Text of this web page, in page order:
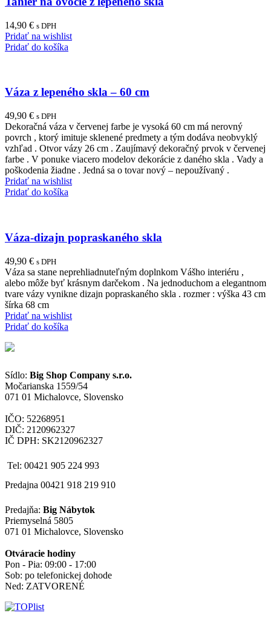
14,90 € s DPH
Pridať na wishlist
Pridať do košíka
Váza z lepeného skla – 60 cm
49,90 € s DPH
Dekoračná váza v červenej farbe je vysoká 60 cm má nerovný
povrch , ktorý imituje sklenené predmety a tým dodáva neobvyklý
vzhľad . Otvor vázy 26 cm . Zaujímavý dekoračný prvok v červenej
farbe . V ponuke viacero modelov dekorácie z daného skla . Vady a
poškodenia žiadne . Jedná sa o tovar nový – nepoužívaný .
Pridať na wishlist
Pridať do košíka
Váza-dizajn popraskaného skla
49,90 € s DPH
Váza sa stane neprehliadnuteľným doplnkom Vášho interiéru ,
alebo môže byť krásnym darčekom . Na jednoduchom a elegantnom
tvare vázy vynikne dizajn popraskaného skla . rozmer : výška 43 cm
šírka 68 cm
Pridať na wishlist
Pridať do košíka
Sídlo: Big Shop Company s.r.o.
Močarianska 1559/54
071 01 Michalovce, Slovensko
IČO: 52268951
DIČ: 2120962327
IČ DPH: SK2120962327
Tel: 00421 905 224 993
Predajna 00421 918 219 910
Predajňa: Big Nábytok
Priemyselná 5805
071 01 Michalovce, Slovensko
Otváracie hodiny
Pon - Pia: 09:00 - 17:00
Sob: po telefonickej dohode
Ned: ZATVORENÉ